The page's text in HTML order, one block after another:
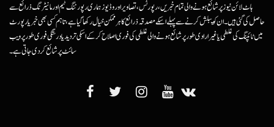
ہاٹ لائن نیوز پر شائع ہونے والی تمام خبریں، رپورٹس، تصاویر اور وڈیوز ہماری رپورٹنگ ٹیم اور مانیٹرنگ ذرائع سے
حاصل کی گئی ہیں۔ ان کو پبلش کرنے سے پہلے اسکے مصدقہ ذرائع کا ہرممکن خیال رکھا گیا ہے، تاہم کسی بھی خبر یا رپورٹ
میں ٹائپنگ کی غلطی یا غیرارادی طور پر شائع ہونے والی غلطی کی فوری اصلاح کرکے اسکی تردید یا درستگی فوری طور پر ویب
سائٹ پر شائع کردی جاتی ہے۔